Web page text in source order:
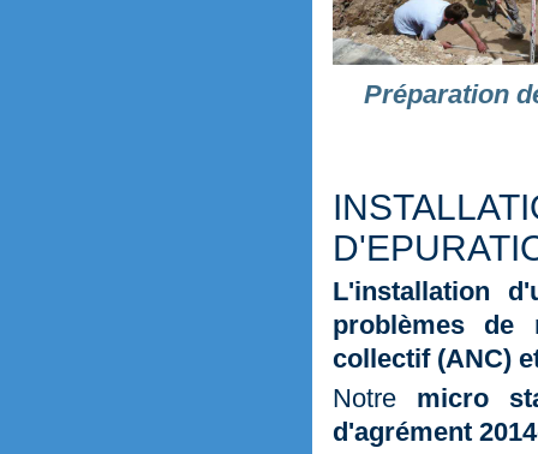
Préparation
L'installation
problèmes de
collectif (ANC)
Notre micro
d'agrément